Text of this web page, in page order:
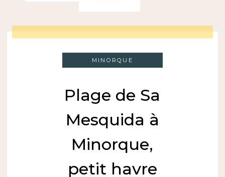
MINORQUE
Plage de Sa
Mesquida à
Minorque,
petit havre